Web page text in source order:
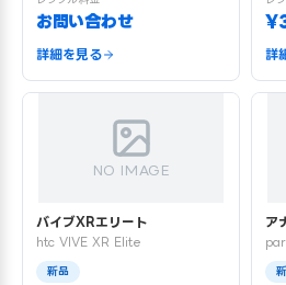
お問い合わせ
詳細を見る 詳
NO IMAGE
バイブXRエリート
htc VIVE XR Elite
新品
ア